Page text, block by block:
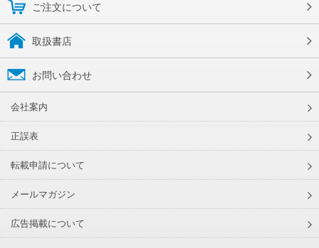
ご注文について
取扱書店
お問い合わせ
会社案内
正誤表
転載申請について
メールマガジン
広告掲載について